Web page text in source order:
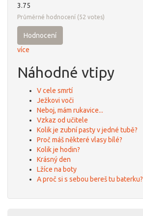
3.75
Průměrné hodnocení (52 votes)
Hodnocení
více
Náhodné vtipy
V cele smrtí
Ježkovi voči
Neboj, mám rukavice...
Vzkaz od učitele
Kolik je zubní pasty v jedné tubě?
Proč máš některé vlasy bílé?
Kolik je hodin?
Krásný den
Lžíce na boty
A proč si s sebou bereš tu baterku?